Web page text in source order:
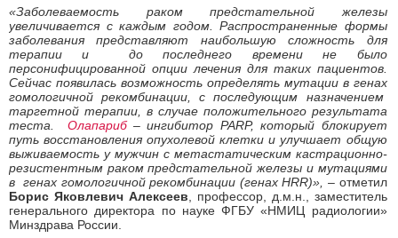
«Заболеваемость раком предстательной железы
увеличивается с каждым годом. Распространенные формы
заболевания представляют наибольшую сложность для
терапии и до последнего времени не было
персонифицированной опции лечения для таких пациентов.
Сейчас появилась возможность определять мутации в генах
гомологичной рекомбинации, с последующим назначением
таргетной терапии, в случае положительного результата
теста. Олапариб– ингибитор PARP, который блокирует
путь восстановления опухолевой клетки и улучшает общую
выживаемость у мужчин с метастатическим кастрационно-
резистентным раком предстательной железы и мутациями
в генах гомологичной рекомбинации (генах HRR)», – отметил
Борис Яковлевич Алексеев , профессор, д.м.н., заместитель
генерального директора по науке ФГБУ «НМИЦ радиологии»
Минздрава России.